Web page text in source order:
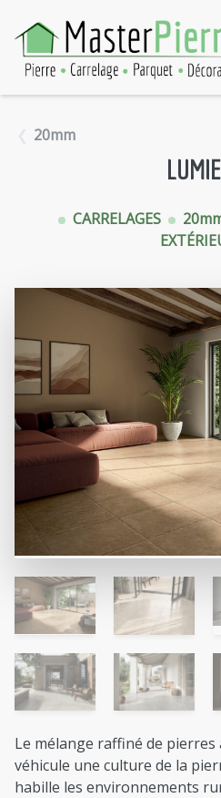
20mm
CARRELAGES
Le mélange raffiné de pierres
véhicule une culture de la
habille les environnements